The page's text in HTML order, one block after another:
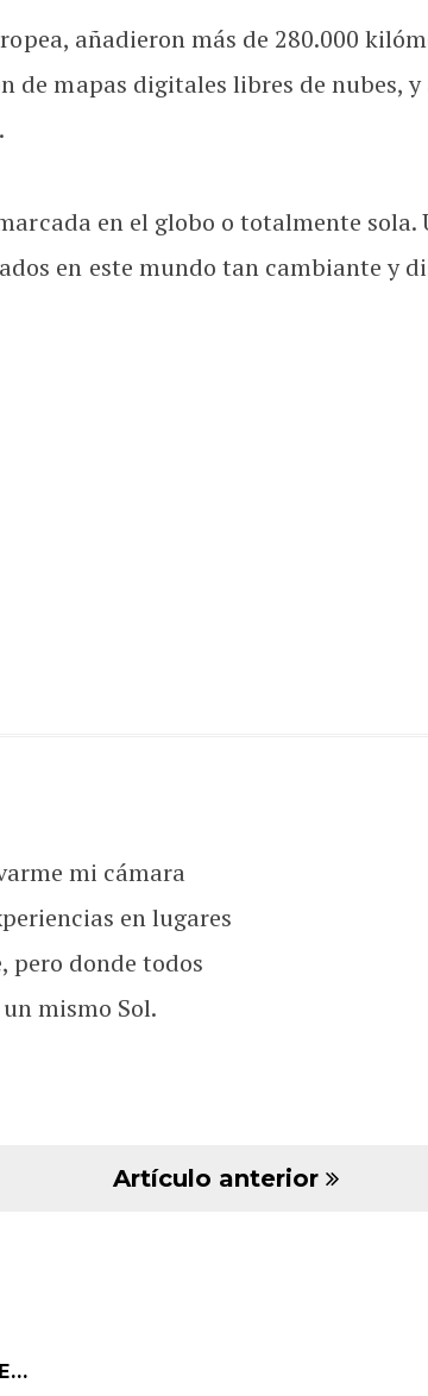
añadieron más de 280.000
de mapas digitales libres de nubes,
en el globo o totalmente sola.
en este mundo tan cambiante y
mi cámara
en lugares
pero donde todos
mismo Sol.
Artículo anterior